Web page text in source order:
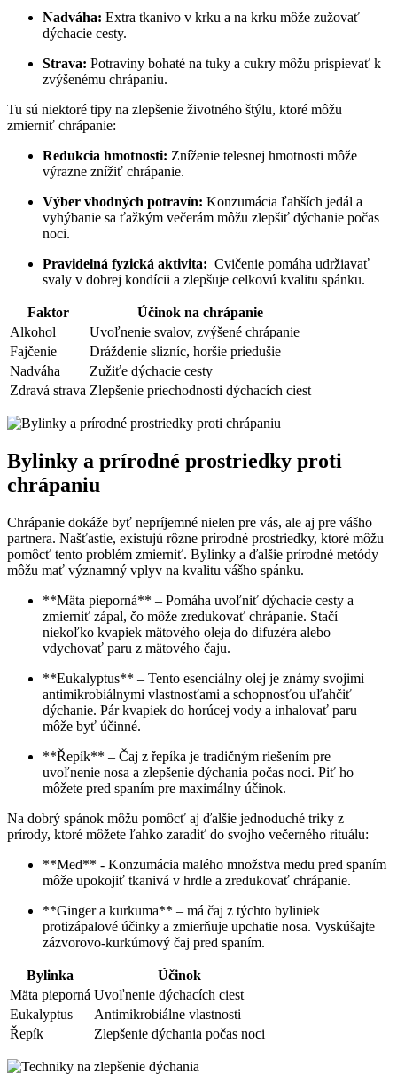
Nadváha: Extra⁢ tkanivo v⁣ krku a na krku môže ‍zužovať
dýchacie cesty.
Strava: Potraviny bohaté na tuky a cukry môžu prispievať k
zvýšenému chrápaniu.
Tu sú niektoré tipy‍ na zlepšenie životného štýlu, ktoré môžu
zmierniť chrápanie:
Redukcia hmotnosti: Zníženie telesnej hmotnosti môže
výrazne znížiť chrápanie.
Výber vhodných potravín: Konzumácia ľahších jedál a
vyhýbanie sa ťažkým večerám ⁢môžu zlepšiť dýchanie počas
noci.
Pravidelná fyzická‌ aktivita: ⁢ Cvičenie pomáha udržiavať
svaly v dobrej kondícii a zlepšuje celkovú‌ kvalitu spánku.
Faktor
Účinok na chrápanie
Alkohol
Uvoľnenie‌ svalov, zvýšené chrápanie
Fajčenie
Dráždenie​ slizníc, horšie ⁢priedušie
Nadváha
Zužiťe dýchacie cesty
Zdravá strava Zlepšenie priechodnosti ⁣dýchacích ciest
Bylinky a⁤ prírodné prostriedky proti
chrápaniu
Chrápanie dokáže byť nepríjemné nielen ‌pre vás, ale aj pre vášho
partnera. Našťastie, existujú⁣ rôzne prírodné​ prostriedky, ktoré môžu
pomôcť tento problém zmierniť. Bylinky a ďalšie prírodné metódy
môžu mať významný vplyv ⁢na kvalitu vášho spánku.
**Mäta pieporná** – Pomáha uvoľniť dýchacie cesty a
zmierniť ‌zápal, čo môže⁣ zredukovať chrápanie.‌ Stačí
niekoľko⁤ kvapiek mätového oleja do difuzéra alebo
vdychovať paru z mätového čaju.
**Eukalyptus** – Tento esenciálny olej ​je známy svojimi
antimikrobiálnymi ​vlastnosťami a schopnosťou uľahčiť
dýchanie. Pár kvapiek⁢ do horúcej vody a inhalovať ⁤paru
môže byť účinné.
**Řepík** – Čaj z řepíka je ⁢tradičným riešením pre
uvoľnenie nosa a⁣ zlepšenie dýchania počas noci. Piť ho
môžete pred spaním pre maximálny účinok.
Na dobrý spánok‌ môžu pomôcť aj​ ďalšie jednoduché triky z
prírody, ktoré‌ môžete ľahko zaradiť do svojho večerného rituálu:
**Med** -​ Konzumácia malého množstva medu pred spaním
môže​ upokojiť tkanivá v hrdle a zredukovať chrápanie.
**Ginger a kurkuma** – má čaj z‍ týchto byliniek
protizápalové ⁢účinky a zmierňuje upchatie ⁢nosa. Vyskúšajte
zázvorovo-kurkúmový čaj‌ pred spaním.
Bylinka
Účinok
Mäta pieporná Uvoľnenie dýchacích ciest
Eukalyptus
Antimikrobiálne vlastnosti
Řepík
Zlepšenie dýchania počas noci